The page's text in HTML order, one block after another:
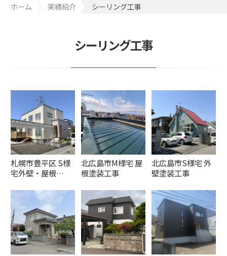
ホーム 実績紹介 シーリング工事
シーリング工事
札幌市豊平区 S様
宅外壁・屋根…
北広島市M様宅 屋
根塗装工事
北広島市S様宅 外
壁塗装工事